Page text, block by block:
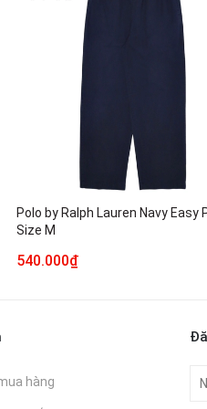
Polo by Ralph Lauren Navy Easy
Size M
540.000₫
hàng